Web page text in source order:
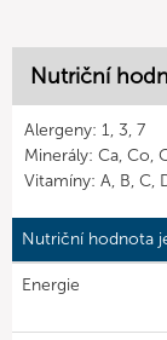
Nutriční
Alergeny: 1, 3, 7
Minerály: Ca, Co,
Vitamíny: A, B, C,
Nutriční hodnota
Energie